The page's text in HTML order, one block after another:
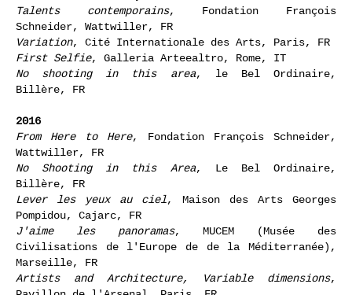
Tant de temps, Musée Soulages, Rodez, FR
Résonances
, FRAC Pays de la Loire, FR
Talents contemporains, Fondation François
Schneider, Wattwiller, FR
Variation, Cité Internationale des Arts, Paris, FR
First Selfie
Billère, FR
2016
From Here to Here
, Fondation François Schneider,
Wattwiller, FR
No Shooting in this Area, Le Bel Ordinaire,
Billère, FR
Lever les yeux au ciel, Maison des Arts Georges
Pompidou, Cajarc, FR
J'aime les panoramas
Civilisations de l'Europe de de la Méditerranée),
Marseille, FR